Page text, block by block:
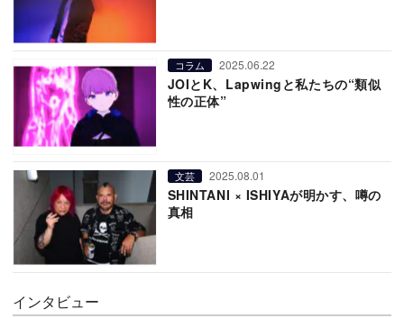
コラム 2025.06.22
JOIとK、Lapwingと私たちの“類似
性の正体”
文芸 2025.08.01
SHINTANI × ISHIYAが明かす、噂の
真相
インタビュー